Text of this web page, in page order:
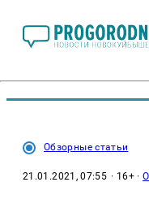
Обзорные статьи
21.01.2021, 07:55 · 16+ ·